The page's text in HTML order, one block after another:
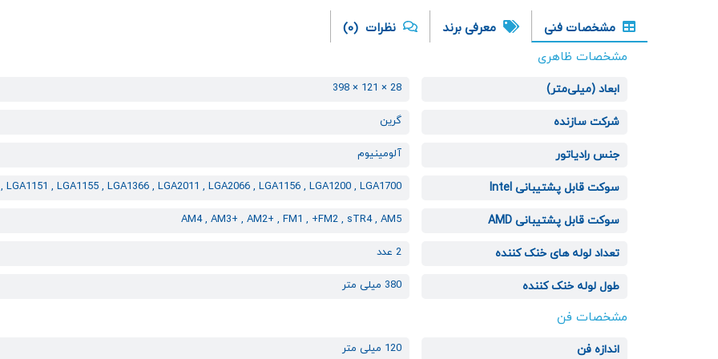
مشخصات فنی معرفی برند نظرات (0)
مشخصات ظاهری
ابعاد (میلی‌متر) 28 × 121 × 398
شرکت سازنده گرین
جنس رادیاتور آلومینیوم
سوکت قابل پشتیبانی Intel LGA1151 , LGA1155 , LGA1366 , LGA2011 , LGA2066 , LGA1156 , LGA1200 , LGA1700
سوکت قابل پشتیبانی AMD AM4 , AM3+ , AM2+ , FM1 , +FM2 , sTR4 , AM5
تعداد لوله های خنک کننده 2 عدد
طول لوله خنک کننده 380 میلی متر
مشخصات فن
اندازه فن 120 میلی متر